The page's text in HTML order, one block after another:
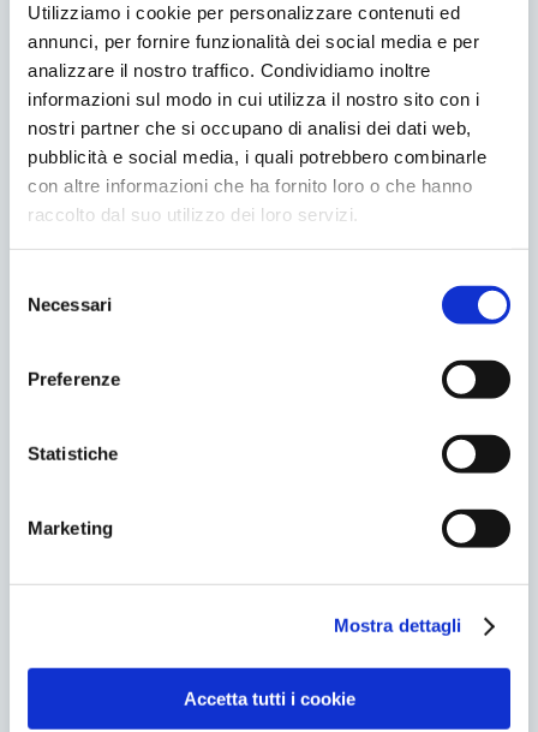
Utilizziamo i cookie per personalizzare contenuti ed
annunci, per fornire funzionalità dei social media e per
analizzare il nostro traffico. Condividiamo inoltre
informazioni sul modo in cui utilizza il nostro sito con i
nostri partner che si occupano di analisi dei dati web,
pubblicità e social media, i quali potrebbero combinarle
con altre informazioni che ha fornito loro o che hanno
raccolto dal suo utilizzo dei loro servizi.
delNecessari
Preferenze
Statistiche
Marketing
Mostra dettagli
Accetta tutti i cookie
contatto con la pelle e consente di
visualizzare organi, ghiandole e vasi
sanguigni.
A cosa serve?
rapidamente organi interni e tessuti molli
di un medico esperto, è particolarmente
il paziente